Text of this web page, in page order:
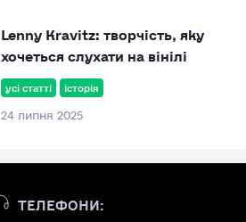
усі статті історія
24 липня 2025
Lenny Kravitz: творчість, яку
хочеться слухати на вінілі
ТЕЛЕФОНИ: